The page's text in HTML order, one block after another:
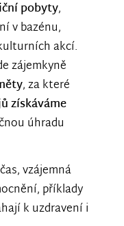
pobyty,
v bazénu,
akcí.
zájemkyně
, za které
získáváme
úhradu
vzájemná
příklady
k uzdravení i